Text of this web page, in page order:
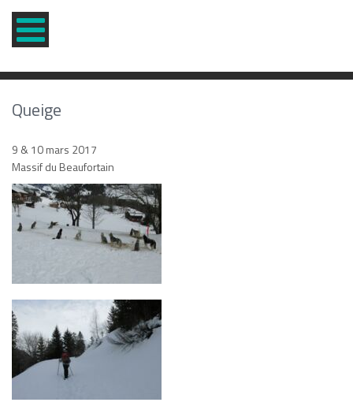
Queige
9 & 10 mars 2017
Massif du Beaufortain